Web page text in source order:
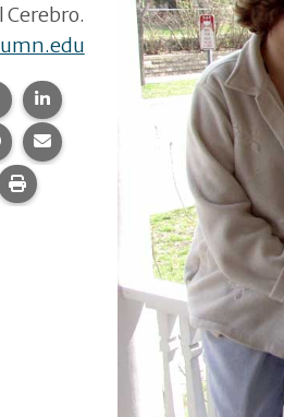
Cerebro.
esta página en Facebook.
Compartir esta página en
Compartir esta página en Pinterest.
Comparte esta página por
Imprime esta página.